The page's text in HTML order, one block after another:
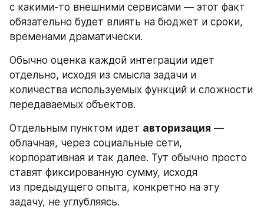
с какими-то внешними сервисами — этот факт
обязательно будет влиять на бюджет и сроки,
временами драматически.
Обычно оценка каждой интеграции идет
отдельно, исходя из смысла задачи и
количества используемых функций и сложности
передаваемых объектов.
Отдельным пунктом идет авторизация —
облачная, через социальные сети,
корпоративная и так далее. Тут обычно просто
ставят фиксированную сумму, исходя
из предыдущего опыта, конкретно на эту
задачу, не углубляясь.